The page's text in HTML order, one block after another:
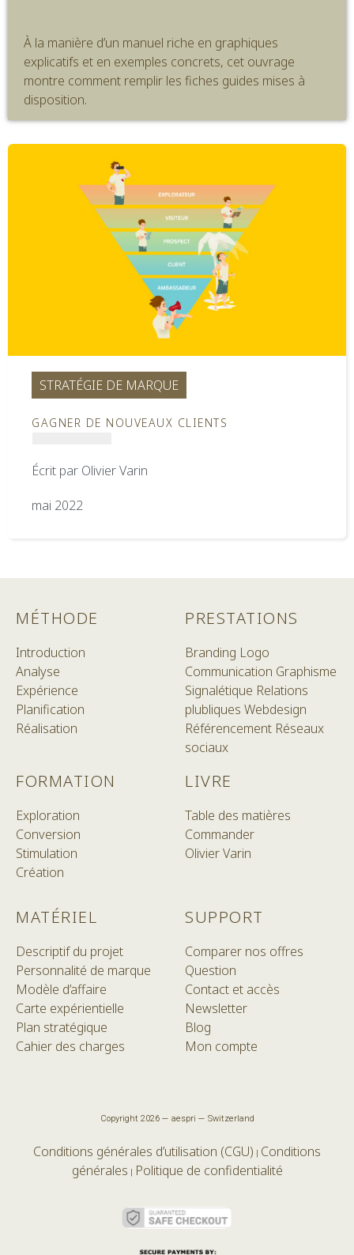
À la manière d’un manuel riche en graphiques
explicatifs et en exemples concrets, cet ouvrage
montre comment remplir les fiches guides mises à
disposition.
STRATÉGIE DE MARQUE
GAGNER DE NOUVEAUX CLIENTS
Écrit par Olivier Varin
mai 2022
MÉTHODE
Introduction
Analyse
Expérience
Planification
Réalisation
PRESTATIONS
Branding Logo
Communication Graphisme
Signalétique Relations
plubliques Webdesign
Référencement Réseaux
sociaux
FORMATION
Exploration
Conversion
Stimulation
Création
LIVRE
Table des matières
Commander
Olivier Varin
MATÉRIEL
Descriptif du projet
Personnalité de marque
Modèle d’affaire
Carte expérientielle
Plan stratégique
Cahier des charges
SUPPORT
Comparer nos offres
Question
Contact et accès
Newsletter
Blog
Mon compte
Copyright 2026 — aespri — Switzerland
Conditions générales d’utilisation (CGU) | Conditions
générales | Politique de confidentialité